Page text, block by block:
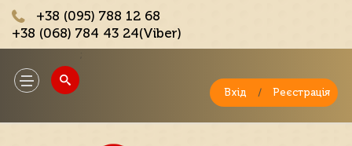
+38 (095) 788 12 68
+38 (068) 784 43 24(Viber)
Toggle
navigation
Вхід / Реєстрація